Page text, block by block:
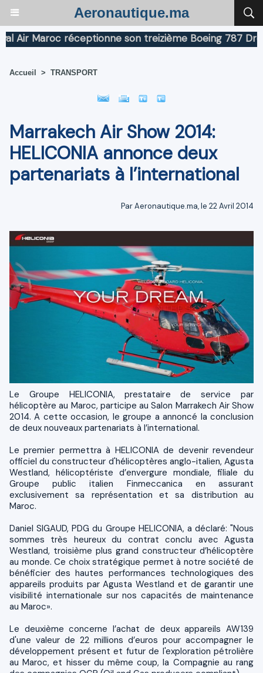
Aeronautique.ma
Maroc réceptionne son treizième Boeing 787
Accueil > TRANSPORT
Marrakech Air Show 2014:
HELICONIA annonce deux
partenariats à l’international
Par Aeronautique.ma, le 22 Avril 2014
Le Groupe HELICONIA, prestataire de service par
hélicoptère au Maroc, participe au Salon Marrakech Air Show
2014. A cette occasion, le groupe a annoncé la conclusion
de deux nouveaux partenariats à l’international.
Le premier permettra à HELICONIA de devenir revendeur
officiel du constructeur d'hélicoptères anglo-italien, Agusta
Westland, hélicoptériste d’envergure mondiale, filiale du
Groupe public italien Finmeccanica en assurant
exclusivement sa représentation et sa distribution au
Maroc.
Daniel SIGAUD, PDG du Groupe HELICONIA, a déclaré: "Nous
sommes très heureux du contrat conclu avec Agusta
Westland, troisième plus grand constructeur d’hélicoptère
au monde. Ce choix stratégique permet à notre société de
bénéficier des hautes performances technologiques des
appareils produits par Agusta Westland et de garantir une
visibilité internationale sur nos capacités de maintenance
au Maroc».
Le deuxième concerne l’achat de deux appareils AW139
d'une valeur de 22 millions d’euros pour accompagner le
développement présent et futur de l'exploration pétrolière
au Maroc, et hisser du même coup, la Compagnie au rang